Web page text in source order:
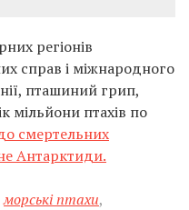
регіонів
справ і міжнародного
пташиний грип,
мільйони птахів по
смертельних
Антарктиди.
морські птахи,